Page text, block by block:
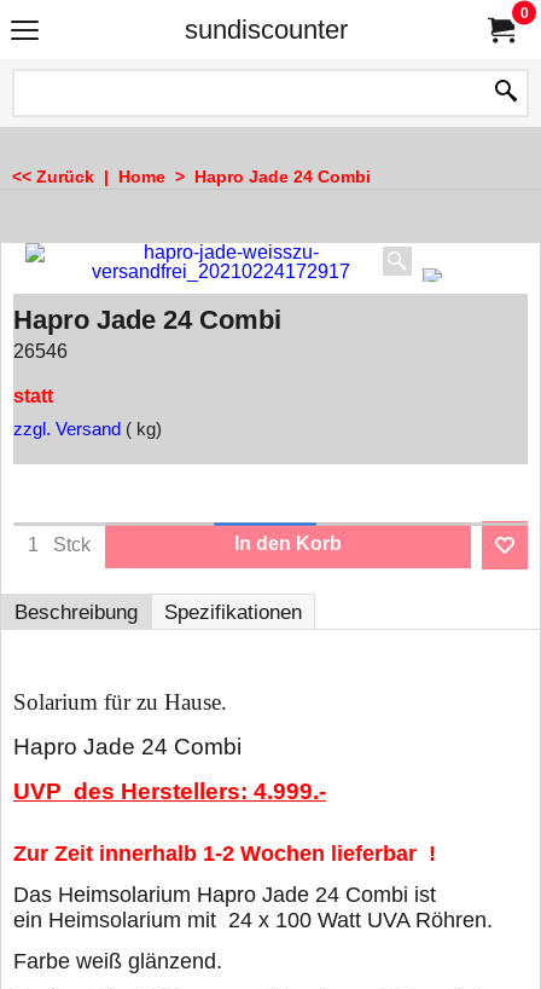
sundiscounter
0
<< Zurück | Home > Hapro Jade 24 Combi
Hapro Jade 24 Combi
26546
statt
zzgl. Versand kg
Stck In den Korb
Beschreibung Spezifikationen
Solarium für zu Hause.
Hapro Jade 24 Combi
UVP des Herstellers: 4.999.-
Zur Zeit innerhalb 1-2 Wochen lieferbar !
Das Heimsolarium Hapro Jade 24 Combi ist
ein Heimsolarium mit 24 x 100 Watt UVA Röhren.
Farbe weiß glänzend.